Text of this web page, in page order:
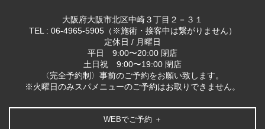
大阪府大阪市北区中崎３丁目２－３１
TEL : 06-4965-5905（※施術・接客中は繋がりません）
定休日 / 月曜日
平日 9:00〜20:00 閉店
土日祝 9:00〜19:00 閉店
〈完全予約制〉事前のご予約をお願い致します。
※火曜日のみスパメニューのご予約はお取りできません。
WEBでご予約 ＋